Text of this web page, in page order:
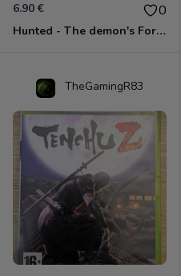
6.90 € 0
Hunted - The demon's Forge Xbox 360 (Complet CIB)
TheGamingR83